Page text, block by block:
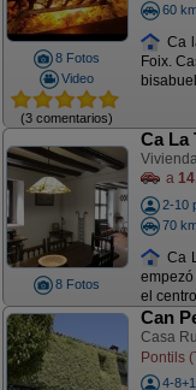
8 Fotos
Video
(3 comentarios)
60
Ca
Foix.
8 Fotos
Ca La
a
2-10
70
Ca
el
Can
Casa
Pontils
4-